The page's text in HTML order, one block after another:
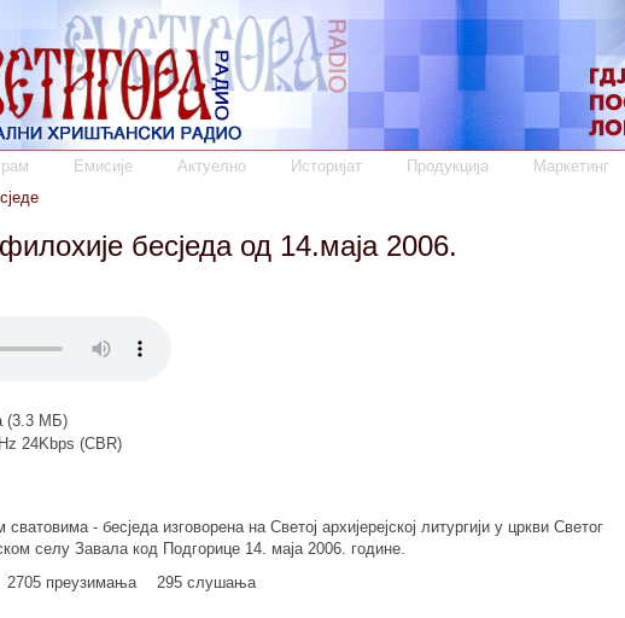
Емисије Актуелно Историјат Продукција Маркетинг
бесједа од 14.маја 2006.
(3.3 МБ)
24Kbps (CBR)
- бесједа изговорена на Светој архијерејској литургији у цркви Светог
селу Завала код Подгорице 14. маја 2006. године.
2705 преузимања 295 слушања